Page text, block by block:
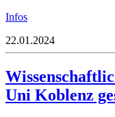
Infos
22.01.2024
Uni Koblenz